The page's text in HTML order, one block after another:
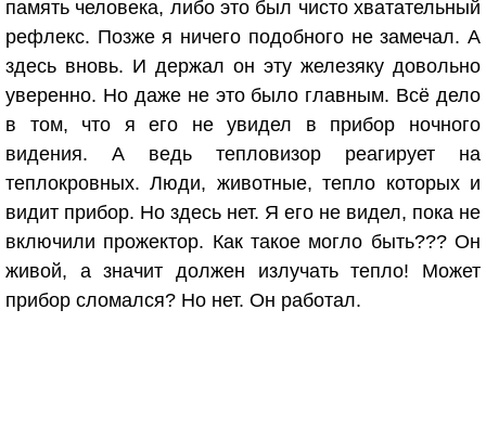
память человека, либо это был чисто хватательный
рефлекс. Позже я ничего подобного не замечал. А
здесь вновь. И держал он эту железяку довольно
уверенно. Но даже не это было главным. Всё дело
в том, что я его не увидел в прибор ночного
видения. А ведь тепловизор реагирует на
теплокровных. Люди, животные, тепло которых и
видит прибор. Но здесь нет. Я его не видел, пока не
включили прожектор. Как такое могло быть??? Он
живой, а значит должен излучать тепло! Может
прибор сломался? Но нет. Он работал.